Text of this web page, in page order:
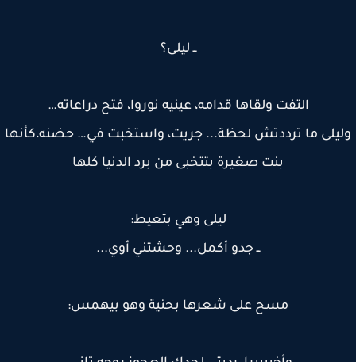
ــ ليلى؟
التفت ولقاها قدامه، عينيه نوروا، فتح دراعاته…
ما ترددتش لحظة... جريت، واستخبت في… حضنه،كأنها
بنت صغيرة بتتخبى من برد الدنيا كلها
ليلى وهي بتعيط:
ــ جدو أكمل... وحشتني أوي...
مسح على شعرها بحنية وهو بيهمس: